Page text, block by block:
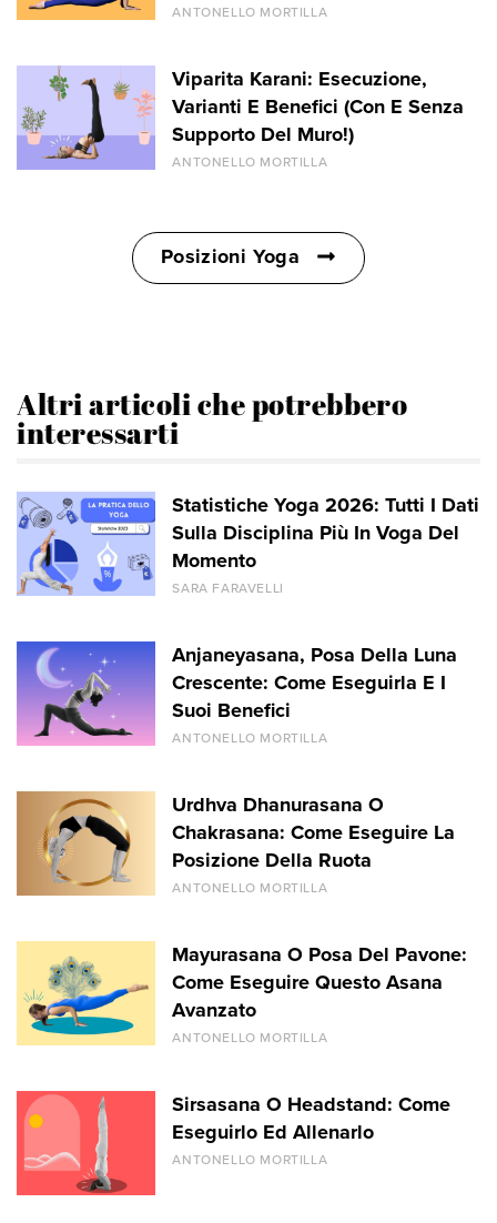
ANTONELLO MORTILLA
Viparita Karani: Esecuzione,
Varianti E Benefici (Con E Senza
Supporto Del Muro!)
ANTONELLO MORTILLA
Posizioni Yoga
Altri articoli che potrebbero
interessarti
Statistiche Yoga 2026: Tutti I Dati
Sulla Disciplina Più In Voga Del
Momento
SARA FARAVELLI
Anjaneyasana, Posa Della Luna
Crescente: Come Eseguirla E I
Suoi Benefici
ANTONELLO MORTILLA
Urdhva Dhanurasana O
Chakrasana: Come Eseguire La
Posizione Della Ruota
ANTONELLO MORTILLA
Mayurasana O Posa Del Pavone:
Come Eseguire Questo Asana
Avanzato
ANTONELLO MORTILLA
Sirsasana O Headstand: Come
Eseguirlo Ed Allenarlo
ANTONELLO MORTILLA